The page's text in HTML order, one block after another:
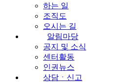
하는 일
조직도
오시는 길
알림마당
공지 및 소식
센터활동
인권뉴스
상담ㆍ신고